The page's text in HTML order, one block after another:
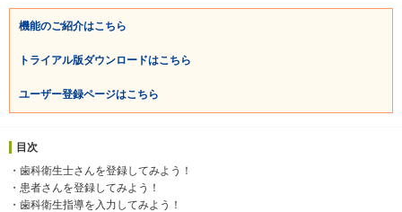
機能のご紹介はこちら
トライアル版ダウンロードはこちら
ユーザー登録ページはこちら
目次
・歯科衛生士さんを登録してみよう！
・患者さんを登録してみよう！
・歯科衛生指導を入力してみよう！